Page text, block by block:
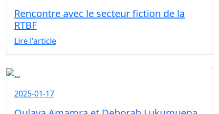
Rencontre avec le secteur fiction de la
RTBF
Lire l'article
2025-01-17